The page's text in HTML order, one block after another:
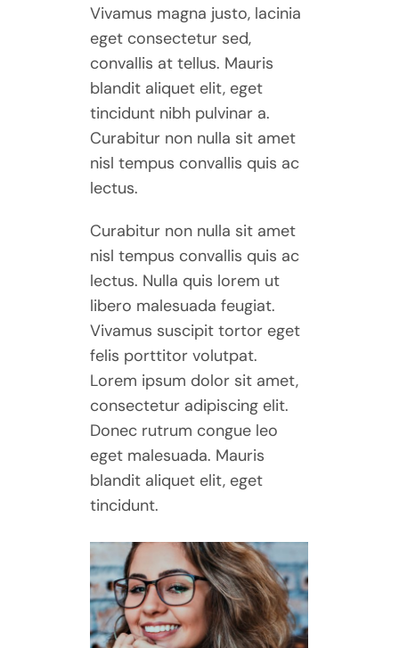
Vivamus magna justo, lacinia
eget consectetur sed,
convallis at tellus. Mauris
blandit aliquet elit, eget
tincidunt nibh pulvinar a.
Curabitur non nulla sit amet
nisl tempus convallis quis ac
lectus.
Curabitur non nulla sit amet
nisl tempus convallis quis ac
lectus. Nulla quis lorem ut
libero malesuada feugiat.
Vivamus suscipit tortor eget
felis porttitor volutpat.
Lorem ipsum dolor sit amet,
consectetur adipiscing elit.
Donec rutrum congue leo
eget malesuada. Mauris
blandit aliquet elit, eget
tincidunt.